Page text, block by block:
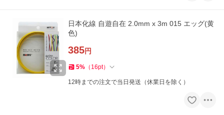
日本化線 自遊自在 2.0mm x 3m 015 エッグ(黄
色)
385円
5% （ 16pt）
12時までの注文で当日発送（休業日を除く）